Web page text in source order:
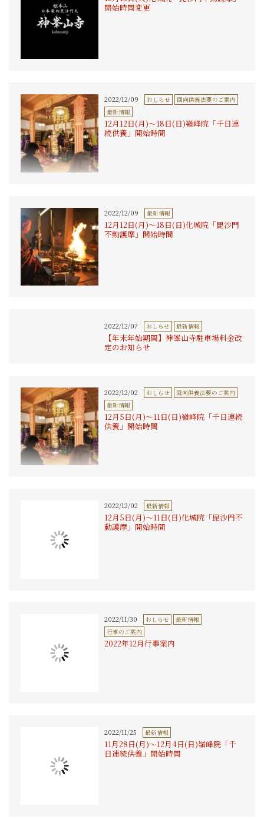
開始時間変更
2022/12/09 おしらせ
回向供養法要のご案内
最新情報
12月12日(月)〜18日(日)嶺峰院「千日連
続供養」開始時間
2022/12/09 最新情報
12月12日(月)〜18日(日)化城院「毘沙門
不動護摩」開始時間
2022/12/07 おしらせ 最新情報
【年末年始期間】神峯山寺駐車場料金改
定のお知らせ
2022/12/02 おしらせ
回向供養法要のご案内
最新情報
12月5日(月)〜11日(日)嶺峰院「千日連続
供養」開始時間
2022/12/02 最新情報
12月5日(月)〜11日(日)化城院「毘沙門不
動護摩」開始時間
2022/11/30 おしらせ
最新情報
行事のご案内
2022年12月行事案内
2022/11/25 最新情報
11月28日(月)〜12月4日(日)嶺峰院「千
日連続供養」開始時間